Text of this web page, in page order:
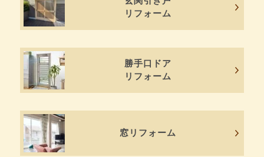
リフォーム
勝手口ドア
リフォーム
窓リフォーム